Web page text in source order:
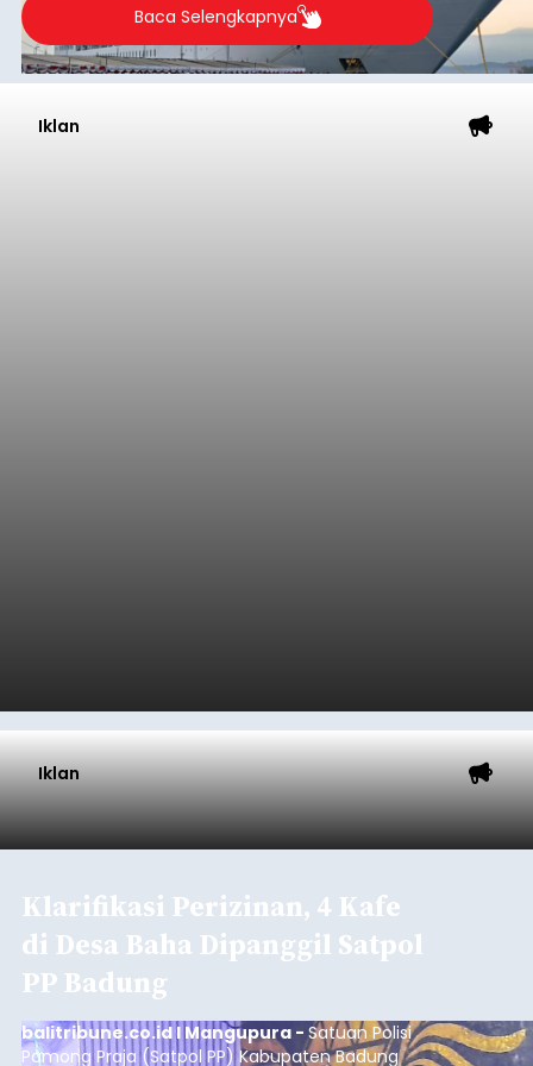
Indonesia (Persero) atau Pelindo Cabang
Celukan Bawang mencatat kinerja operasional
yang positif hingga Juli 2026. Peningkatan terlihat
Tonnage (GT), atau tumbuh 12,4 persen